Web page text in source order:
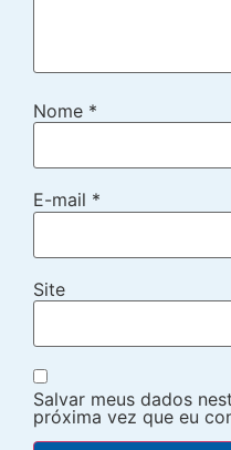
Nome *
E-mail *
Site
Salvar meus dados
próxima vez que eu